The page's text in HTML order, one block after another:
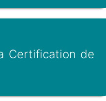
Certification de